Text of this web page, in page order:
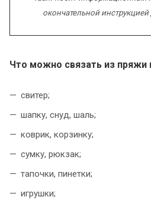
окончательной инструкцией
Что можно связать из пряжи
cвитер;
шапку, снуд, шаль;
коврик, корзинку;
сумку, рюкзак;
тапочки, пинетки;
игрушки;